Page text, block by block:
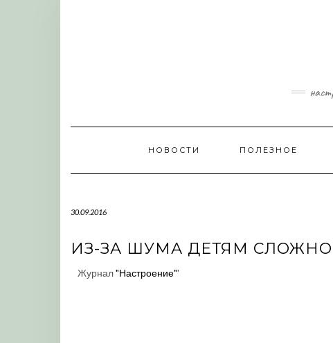
НОВОСТИ ПОЛЕЗНОЕ
30.09.2016
ИЗ-ЗА ШУМА ДЕТЯМ СЛОЖНО
Журнал"Настроение"'